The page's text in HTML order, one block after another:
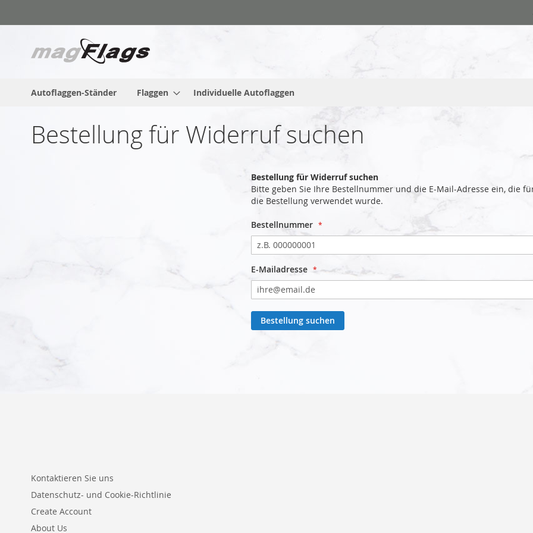
Inhalt
Autoflaggen-Ständer Flaggen Individuelle Autoflaggen
Bestellung für Widerruf suchen
Bestellung für Widerruf suchen
Bitte geben Sie Ihre Bestellnummer und die E-Mail-Adresse ein, die
die Bestellung verwendet wurde.
Bestellnummer
E-Mailadresse
Bestellung suchen
Kontaktieren Sie uns
Datenschutz- und Cookie-Richtlinie
Create Account
About Us